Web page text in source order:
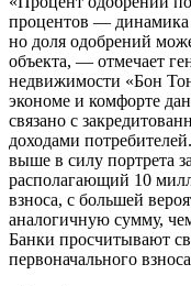
процентов — динамика
но доля одобрений
объекта, — отмечает
недвижимости «Бон
экономе и комфорте
связано с
доходами
выше в силу портрета
располагающий 10
взноса, с большей
аналогичную сумму,
Банки просчитывают
первоначального